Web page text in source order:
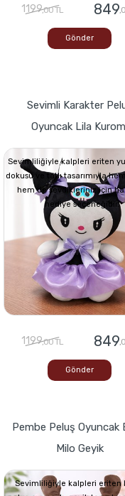
1199,00 TL 849
Gönder
Sevimli Karakter
Oyuncak Lila
Sevimliliğiyle kalpleri eriten
dokusu ve tatlı tasarımıyla
hem de sevdikleriniz için
hediye seçeneğidir.
1199,00 TL 849
Gönder
Pembe Peluş Oyuncak
Milo Geyik
Sevimliliğiyle kalpleri eriten